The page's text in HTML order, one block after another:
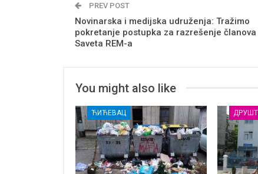
PREV POST
Novinarska i medijska udruženja: Tražimo
pokretanje postupka za razrešenje članova
Saveta REM-a
You might also like
ЋИЋЕВАЦ